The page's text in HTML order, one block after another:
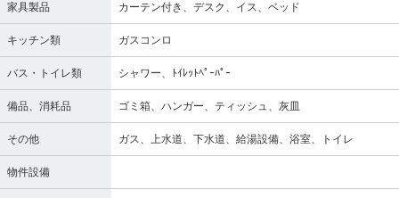
家具製品 カーテン付き、デスク、イス、ベッド
キッチン類 ガスコンロ
バス・トイレ類 シャワー、ﾄｲﾚｯﾄﾍﾟｰﾊﾟｰ
備品、消耗品 ゴミ箱、ハンガー、ティッシュ、灰皿
その他 ガス、上水道、下水道、給湯設備、浴室、トイレ
物件設備